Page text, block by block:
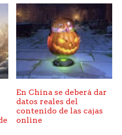
En China se deberá dar
datos reales del
contenido de las cajas
online